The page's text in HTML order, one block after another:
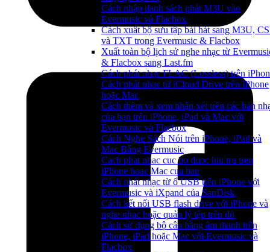
Cách nhập danh sách phát M3U vào
Evermusic và Flacbox
Cách xuất bộ sưu tập bài hát sang M3U,
và TXT trong Evermusic & Flacbox
Xuất toàn bộ lịch sử nghe nhạc từ
& Flacbox sang Last.fm
Cách phát nhạc FLAC (Lossless) trên
Cách phát nhạc từ iCloud Drive trên iPhone
hoặc Mac
Cách thêm và xem nhận xét trên các bản
của bạn trên iPhone, iPad và Mac với
Evermusic và Flacbox
Cách Nghe Sách Nói trên iPhone, iPad và
Mac Bằng Evermusic
Cach phat nhac cuc bo duoc luu tru tren
iPhone hoac Mac cua ban
Cách phát nhạc từ ổ USB trên iPhone với
Evermusic và iXpand của SanDisk
Cách kết nối USB flash drive với iPhone và
nghe nhạc hoặc quản lý tệp trên đó
Cách sử dụng bộ cân bằng âm thanh trên
iPhone, iPad hoặc Mac với Evermusic và
Flacbox